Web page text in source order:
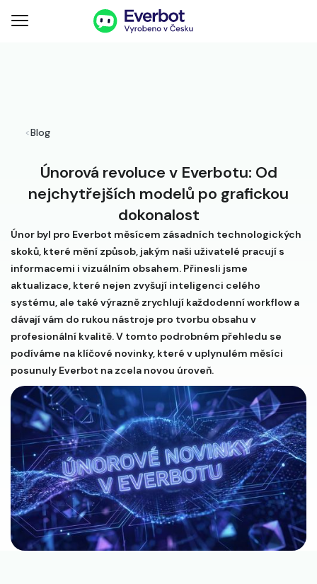
<Blog
Únorová revoluce v Everbotu: Od
nejchytřejších modelů po grafickou
dokonalost
Únor byl pro Everbot měsícem zásadních technologických
skoků, které mění způsob, jakým naši uživatelé pracují s
informacemi i vizuálním obsahem. Přinesli jsme
aktualizace, které nejen zvyšují inteligenci celého
systému, ale také výrazně zrychlují každodenní workflow a
dávají vám do rukou nástroje pro tvorbu obsahu v
profesionální kvalitě. V tomto podrobném přehledu se
podíváme na klíčové novinky, které v uplynulém měsíci
posunuly Everbot na zcela novou úroveň.